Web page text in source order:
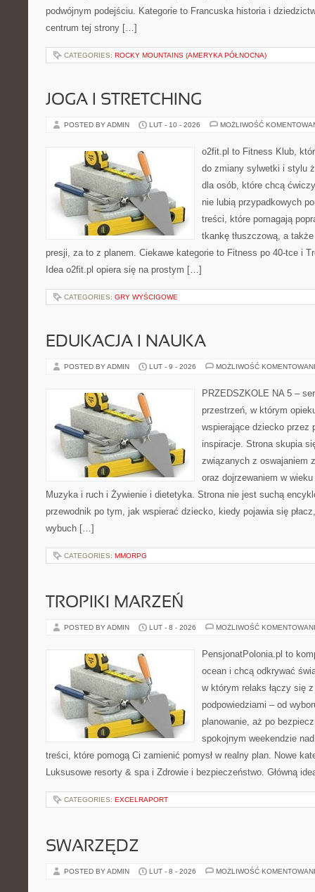
podwójnym podejściu. Kategorie to Francuska historia i
centrum tej strony […]
CATEGORIES: ROCKY MOUNTAINS (AMERYKA PÓŁNOCNA)
JOGA I STRETCHING
POSTED BY ADMIN LUT - 10 - 2026 MOŻLIWOŚĆ
o2fit.pl to Fitness Klub,
do zmiany sylwetki i stylu
dla osób, które chcą
nie lubią przypadkowych
treści, które pomagają
tkankę tłuszczową, a
presji, za to z planem. Ciekawe kategorie to Fitness po 40-tce i
Idea o2fit.pl opiera się na prostym […]
CATEGORIES: GRY WYŚCIGOWE
EDUKACJA I NAUKA
POSTED BY ADMIN LUT - 9 - 2026 MOŻLIWOŚĆ
PRZEDSZKOLE NA 5 –
przestrzeń, w którym
wspierające dziecko przez
inspiracje. Strona skupia
związanych z oswajaniem
oraz dojrzewaniem w
Muzyka i ruch i Żywienie i dietetyka. Strona nie jest suchą
przewodnik po tym, jak wspierać dziecko, kiedy pojawia się
wybuch […]
CATEGORIES: MMORPG
TROPIKI MARZEŃ
POSTED BY ADMIN LUT - 8 - 2026 MOŻLIWOŚĆ
PensjonatPolonia.pl to
ocean i chcą odkrywać
w którym relaks łączy się
podpowiedziami – od
planowanie, aż po
spokojnym weekendzie
treści, które pomogą Ci zamienić pomysł w realny plan. Nowe
Luksusowe resorty & spa i Zdrowie i bezpieczeństwo. Główną
CATEGORIES: EXCELRAPORT
SWARZĘDZ
POSTED BY ADMIN LUT - 8 - 2026 MOŻLIWOŚĆ